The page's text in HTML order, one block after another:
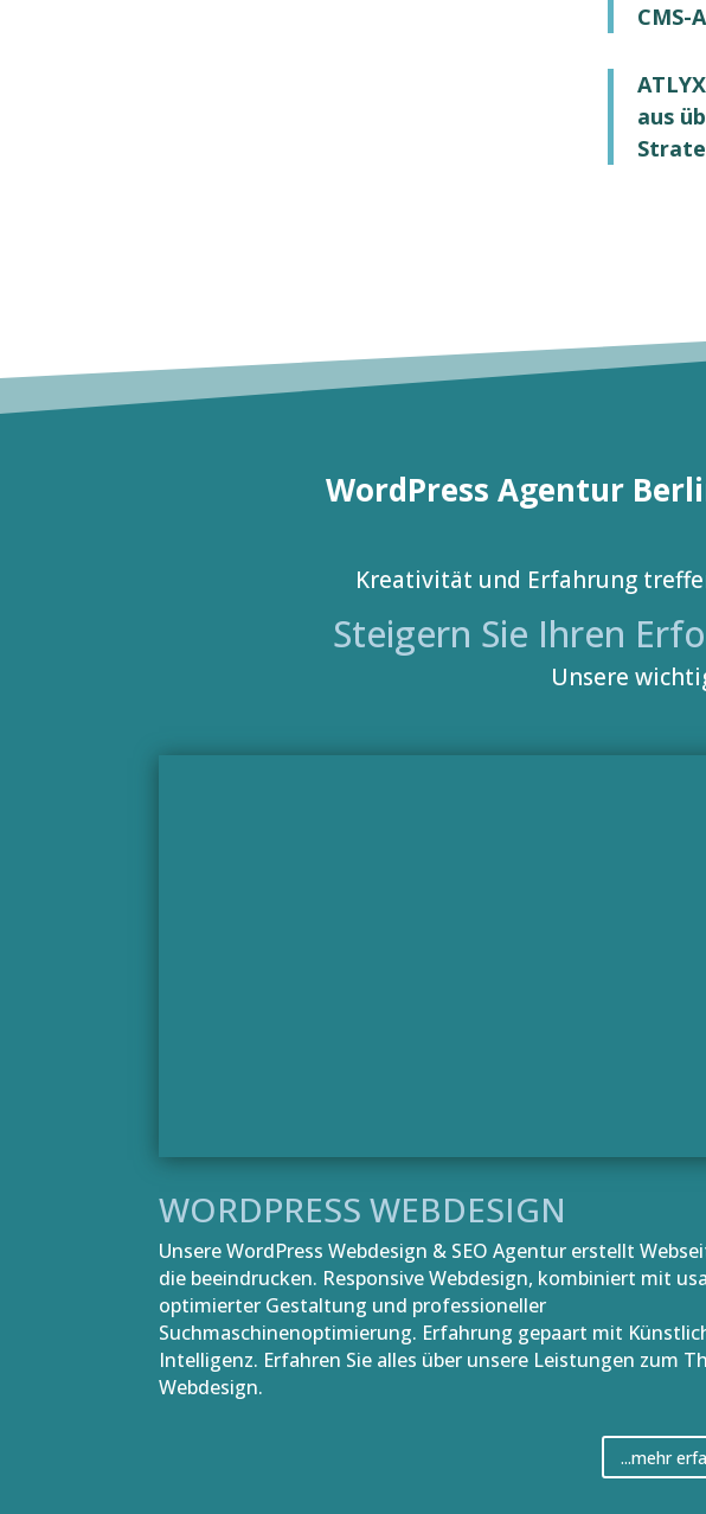
aus
WordPress Agentur
Kreativität und Erfahrung
Steigern Sie Ihren
Unsere
WORDPRESS WEBDESIGN
Unsere WordPress Webdesign & SEO Agentur erstellt
die beeindrucken. Responsive Webdesign, kombiniert mit
optimierter Gestaltung und professioneller
Suchmaschinenoptimierung. Erfahrung gepaart mit
Intelligenz. Erfahren Sie alles über unsere Leistungen zum
Webdesign.
...mehr